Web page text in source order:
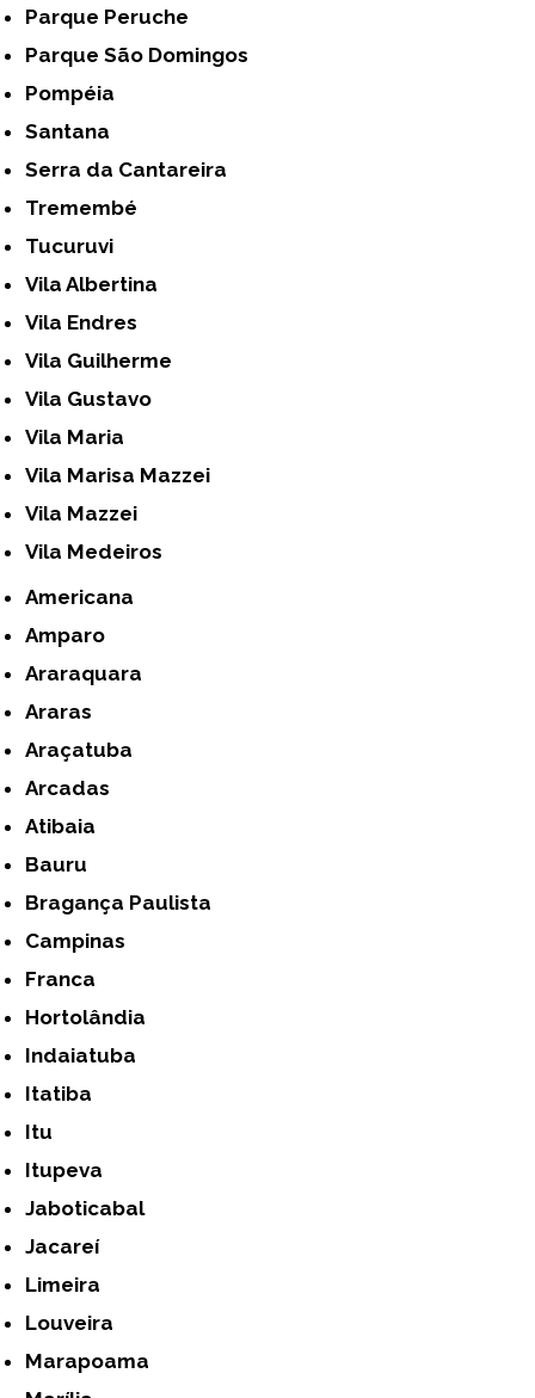
Parque Peruche
Parque São Domingos
Pompéia
Santana
Serra da Cantareira
Tremembé
Tucuruvi
Vila Albertina
Vila Endres
Vila Guilherme
Vila Gustavo
Vila Maria
Vila Marisa Mazzei
Vila Mazzei
Vila Medeiros
Americana
Amparo
Araraquara
Araras
Araçatuba
Arcadas
Atibaia
Bauru
Bragança Paulista
Campinas
Franca
Hortolândia
Indaiatuba
Itatiba
Itu
Itupeva
Jaboticabal
Jacareí
Limeira
Louveira
Marapoama